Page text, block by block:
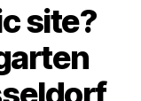
site?